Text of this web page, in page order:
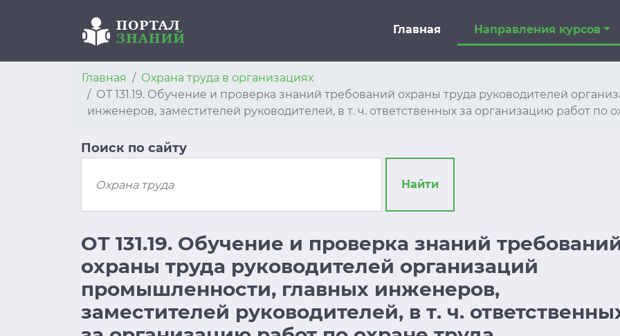
Главная Направления курсов
Главная
Охрана труда в организациях
ОТ 131.19. Обучение и проверка знаний требований охраны труда руководителей
инженеров, заместителей руководителей, в т. ч. ответственных за организацию работ по
Поиск по сайту
Найти
ОТ 131.19. Обучение и проверка знаний
охраны труда руководителей организаций
промышленности, главных инженеров,
заместителей руководителей, в т. ч.